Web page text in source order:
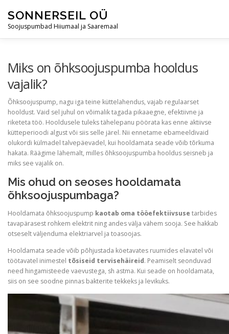
content
SONNERSEIL OÜ
Soojuspumbad Hiiumaal ja Saaremaal
Miks on õhksoojuspumba hooldus
vajalik?
Õhksoojuspump, nagu iga teine küttelahendus, vajab regulaarset
hooldust. Vaid sel juhul on võimalik tagada pikaaegne, efektiivne ja
riketeta töö. Hooldusele tuleks tähelepanu pöörata kas enne aktiivse
kütteperioodi algust või siis selle järel. Nii ennetame ebameeldivaid
olukordi külmadel talvepäevadel, kui hooldamata seade võib tõrkuma
hakata. Räägime lähemalt, milles õhksoojuspumba hooldus seisneb ja
miks see vajalik on.
Mis ohud on seoses hooldamata
õhksoojuspumbaga?
Hooldamata õhksoojuspump kaotab oma tööefektiivsuse tarbides
tavapärasest rohkem elektrit ning andes välja vähem sooja. See hakkab
otseselt väljenduma elektriarvel ja toasoojas.
Hooldamata seade võib põhjustada köetavates ruumides elavatel või
töötavatel inimestel tõsiseid tervisehäireid. Peamiselt seonduvad
need hingamisteede vaevustega, sh astma. Kui seade on hooldamata,
siis on see soodne pinnas bakterite tekkeks ja levikuks.